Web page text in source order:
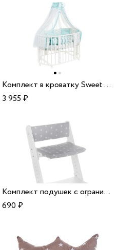
Комплект в кроватку Sweet Baby Fata Turchese мятный 10 предметов
3 955₽
Комплект подушек с ограничителем для стульчика Sweet Baby Mio серый
690₽